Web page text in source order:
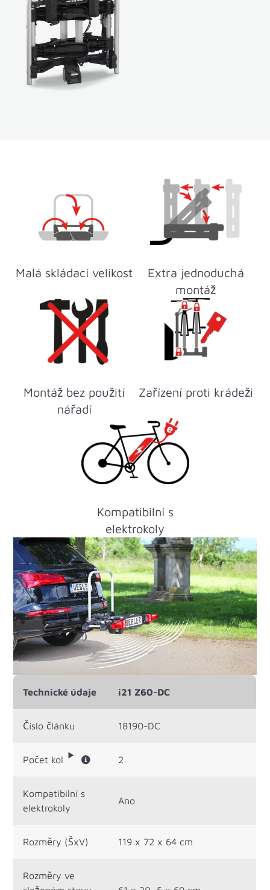
Malá skládací velikost
Extra jednoduchá
montáž
Montáž bez použití
nářadí
Zařízení proti krádeži
Kompatibilní s
elektrokoly
Technické údaje i21 Z60-DC
Číslo článku 18190-DC
Počet kol 2
Kompatibilní s
elektrokoly
Ano
Rozměry (ŠxV) 119 x 72 x 64 cm
Rozměry ve